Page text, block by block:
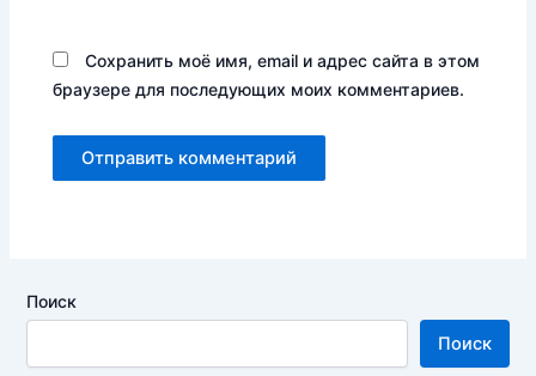
Сохранить моё имя, email и адрес сайта в этом
браузере для последующих моих комментариев.
Поиск
Поиск